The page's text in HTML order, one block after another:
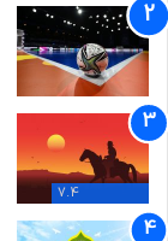
7.4